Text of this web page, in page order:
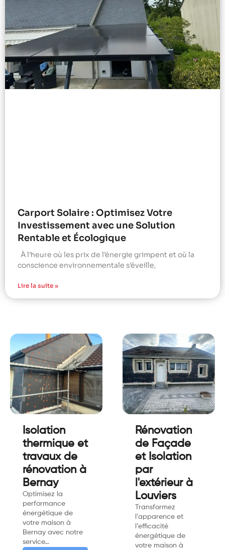
Carport Solaire : Optimisez Votre
Investissement avec une Solution
Rentable et Écologique
À l’heure où les prix de l’énergie grimpent et où la
conscience environnementale s’éveille,
Lire la suite »
Isolation
thermique et
travaux de
rénovation à
Bernay
Optimisez la
performance
énergétique de
votre maison à
Bernay avec notre
service…
Rénovation
de Façade
et Isolation
par
l'extérieur à
Louviers
Transformez
l’apparence et
l’efficacité
énergétique de
votre maison à